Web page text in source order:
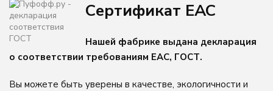
Сертификат ЕАС
Нашей фабрике выдана декларация
о соответствии требованиям ЕАС, ГОСТ.
Вы можете быть уверены в качестве, экологичности и